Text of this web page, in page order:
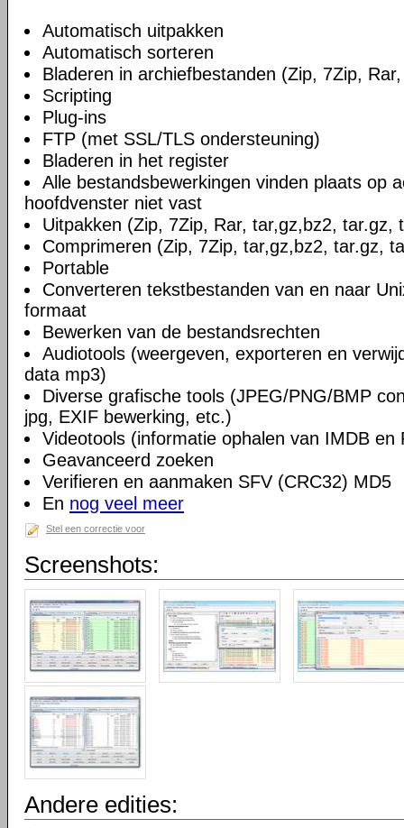
Automatisch uitpakken
Automatisch sorteren
Bladeren in archiefbestanden (Zip, 7Zip,
Scripting
Plug-ins
FTP (met SSL/TLS ondersteuning)
Bladeren in het register
Alle bestandsbewerkingen vinden plaats op
hoofdvenster niet vast
Uitpakken (Zip, 7Zip, Rar, tar,gz,bz2, tar.gz,
Comprimeren (Zip, 7Zip, tar,gz,bz2, tar.gz,
Portable
Converteren tekstbestanden van en naar
formaat
Bewerken van de bestandsrechten
Audiotools (weergeven, exporteren en
data mp3)
Diverse grafische tools (JPEG/PNG/BMP
jpg, EXIF bewerking, etc.)
Videotools (informatie ophalen van IMDB en
Geavanceerd zoeken
Verifieren en aanmaken SFV (CRC32) MD5
En nog veel meer
Stel een correctie voor
Screenshots:
Andere edities: